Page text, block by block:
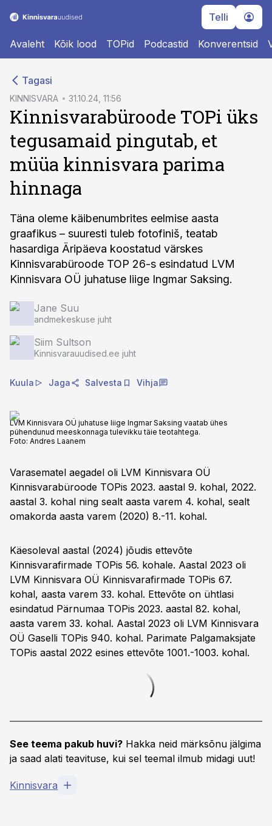
Telli
Avaleht Kõik lood TOPid Podcastid Konverentsid
Tagasi
KINNISVARA 31.10.24, 11:56
Kinnisvarabüroode TOPi üks
tegusamaid pingutab, et
müüa kinnisvara parima
hinnaga
Täna oleme käibenumbrites eelmise aasta
graafikus – suuresti tuleb fotofiniš, teatab
hasardiga Äripäeva koostatud värskes
Kinnisvarabüroode TOP 26-s esindatud LVM
Kinnisvara OÜ juhatuse liige Ingmar Saksing.
Jane Suu
andmekeskuse juht
Siim Sultson
Kinnisvarauudised.ee juht
Kuula Jaga Salvesta Vihja
LVM Kinnisvara OÜ juhatuse liige Ingmar Saksing vaatab ühes
pühendunud meeskonnaga tulevikku täie teotahtega.
Foto: Andres Laanem
Varasematel aegadel oli LVM Kinnisvara OÜ
Kinnisvarabüroode TOPis 2023. aastal 9. kohal, 2022.
aastal 3. kohal ning sealt aasta varem 4. kohal, sealt
omakorda aasta varem (2020) 8.-11. kohal.
Käesoleval aastal (2024) jõudis ettevõte
Kinnisvarafirmade TOPis 56. kohale. Aastal 2023 oli
LVM Kinnisvara OÜ Kinnisvarafirmade TOPis 67.
kohal, aasta varem 33. kohal. Ettevõte on ühtlasi
esindatud Pärnumaa TOPis 2023. aastal 82. kohal,
aasta varem 33. kohal. Aastal 2023 oli LVM Kinnisvara
OÜ Gaselli TOPis 940. kohal. Parimate Palgamaksjate
TOPis aastal 2022 esines ettevõte 1001.-1003. kohal.
See teema pakub huvi? Hakka neid märksõnu jälgima
ja saad alati teavituse, kui sel teemal ilmub midagi uut!
Kinnisvara